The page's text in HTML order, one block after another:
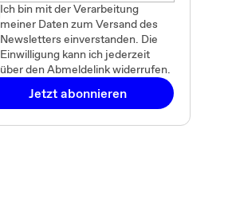
Ich bin mit der Verarbeitung
meiner Daten zum Versand des
Newsletters einverstanden. Die
Einwilligung kann ich jederzeit
über den Abmeldelink widerrufen.
Jetzt abonnieren